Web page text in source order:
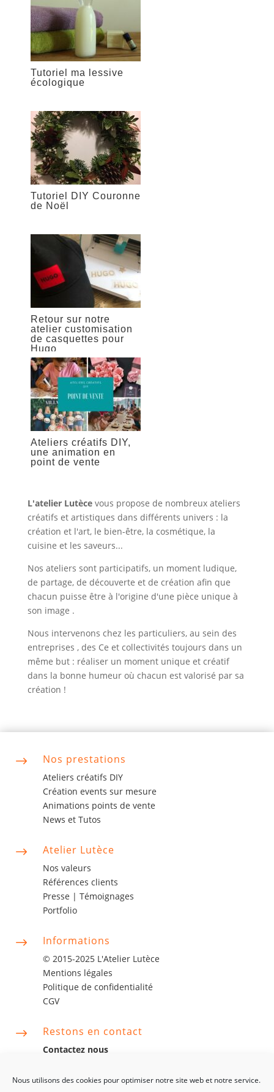
Nous utilisons des cookies pour optimiser notre site web et notre service.
Tutoriel ma lessive
écologique
Tutoriel DIY Couronne
de Noël
Retour sur notre
atelier customisation
de casquettes pour
Hugo
Ateliers créatifs DIY,
une animation en
point de vente
L'atelier Lutècevous propose de nombreux ateliers
créatifs et artistiques dans différents univers : la
création et l'art, le bien-être, la cosmétique, la
cuisine et les saveurs...
Nos ateliers sont participatifs, un moment ludique,
de partage, de découverte et de création afin que
chacun puisse être à l'origine d'une pièce unique à
son image .
Nous intervenons chez les particuliers, au sein des
entreprises , des Ce et collectivités toujours dans un
même but : réaliser un moment unique et créatif
dans la bonne humeur où chacun est valorisé par sa
création !
$ Nos prestations
Ateliers créatifs DIY
Création events sur mesure
Animations points de vente
News et Tutos
$ Atelier Lutèce
Nos valeurs
Références clients
Presse | Témoignages
Portfolio
$ Informations
© 2015-2025 L'Atelier Lutèce
Mentions légales
Politique de confidentialité
CGV
$ Restons en contact
Contactez nous
06 63 06 75 14